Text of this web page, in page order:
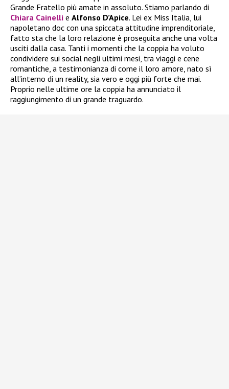
Grande Fratello più amate in assoluto. Stiamo parlando di
Chiara Cainelli e Alfonso D’Apice. Lei ex Miss Italia, lui
napoletano doc con una spiccata attitudine imprenditoriale,
fatto sta che la loro relazione è proseguita anche una volta
usciti dalla casa. Tanti i momenti che la coppia ha voluto
condividere sui social negli ultimi mesi, tra viaggi e cene
romantiche, a testimonianza di come il loro amore, nato sì
all’interno di un reality, sia vero e oggi più forte che mai.
Proprio nelle ultime ore la coppia ha annunciato il
raggiungimento di un grande traguardo.